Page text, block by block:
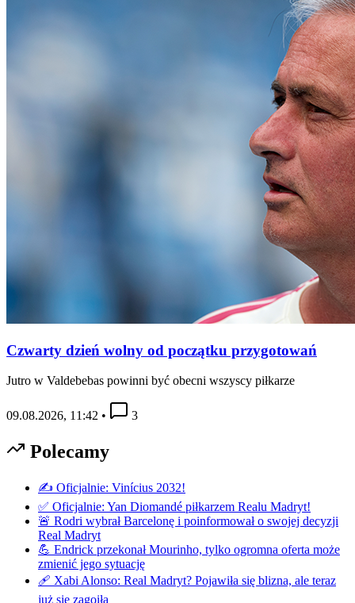
Czwarty dzień wolny od początku przygotowań
Jutro w Valdebebas powinni być obecni wszyscy piłkarze
09.08.2026, 11:42 • 3
Polecamy
✍️ Oficjalnie: Vinícius 2032!
✅ Oficjalnie: Yan Diomandé piłkarzem Realu Madryt!
🚨 Rodri wybrał Barcelonę i poinformował o swojej decyzji
Real Madryt
💪 Endrick przekonał Mourinho, tylko ogromna oferta może
zmienić jego sytuację
🩹 Xabi Alonso: Real Madryt? Pojawiła się blizna, ale teraz
już się zagoiła